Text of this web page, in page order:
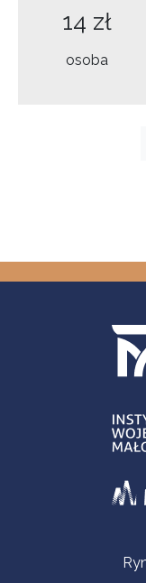
14 zł
osoba
Informacje